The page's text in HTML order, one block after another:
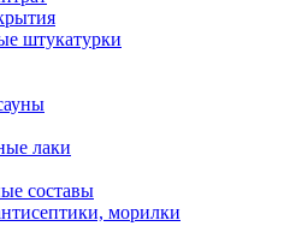
штукатурки
лаки
составы
морилки